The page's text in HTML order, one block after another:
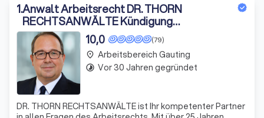
1.Anwalt Arbeitsrecht DR. THORN
RECHTSANWÄLTE Kündigung
Aufhebungsvertrag Abfindung
(79)
10,0
DR. THORN RECHTSANWÄLTE ist Ihr kompetenter Partner
place Arbeitsbereich Gauting
timelapse Vor 30 Jahren gegründet